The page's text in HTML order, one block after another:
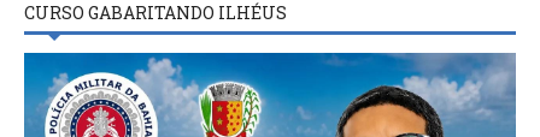
CURSO GABARITANDO ILHÉUS